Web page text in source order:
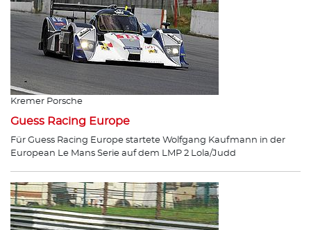
Kremer Porsche
Guess Racing Europe
Für Guess Racing Europe startete Wolfgang Kaufmann in der
European Le Mans Serie auf dem LMP 2 Lola/Judd